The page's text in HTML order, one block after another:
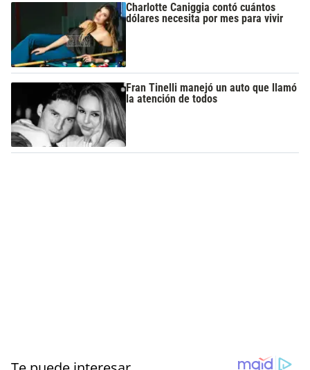
Charlotte Caniggia contó cuántos
dólares necesita por mes para vivir
Fran Tinelli manejó un auto que llamó
la atención de todos